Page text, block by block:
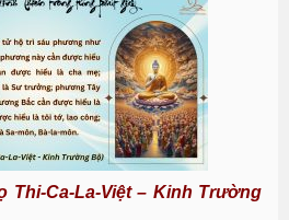
Thi-Ca-La-Việt – Kinh Trường